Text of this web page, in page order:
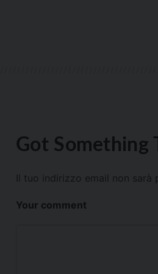
Got Something
Il tuo indirizzo email non sarà
Your comment